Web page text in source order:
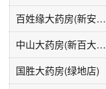
百姓缘大药房(新安花园店)
中山大药房(新百大厦店)
国胜大药房(绿地店)